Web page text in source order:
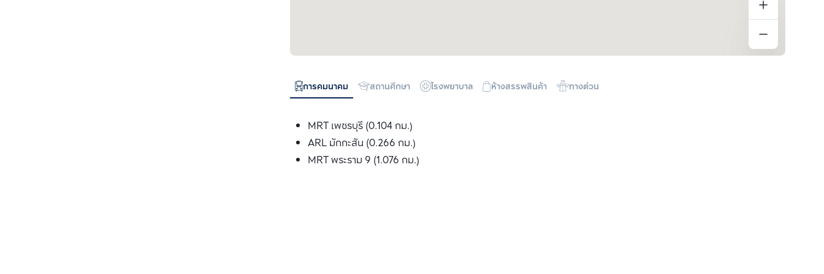
การคมนาคม สถานศึกษา โรงพยาบาล ห้างสรรพสินค้า ทางด่วน
MRT เพชรบุรี (0.104 กม.)
ARL มักกะสัน (0.266 กม.)
MRT พระราม 9 (1.076 กม.)